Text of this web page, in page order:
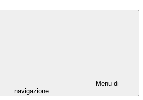
Menu di
navigazione